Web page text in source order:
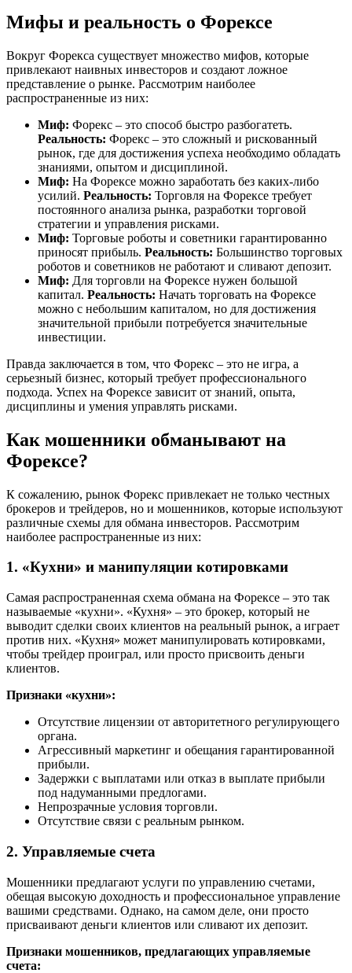
Мифы и реальность о Форексе
Вокруг Форекса существует множество мифов, которые
привлекают наивных инвесторов и создают ложное
представление о рынке. Рассмотрим наиболее
распространенные из них:
Миф: Форекс – это способ быстро разбогатеть.
Реальность: Форекс – это сложный и рискованный
рынок, где для достижения успеха необходимо обладать
знаниями, опытом и дисциплиной.
Миф: На Форексе можно заработать без каких-либо
усилий. Реальность: Торговля на Форексе требует
постоянного анализа рынка, разработки торговой
стратегии и управления рисками.
Миф: Торговые роботы и советники гарантированно
приносят прибыль. Реальность: Большинство торговых
роботов и советников не работают и сливают депозит.
Миф: Для торговли на Форексе нужен большой
капитал. Реальность: Начать торговать на Форексе
можно с небольшим капиталом, но для достижения
значительной прибыли потребуется значительные
инвестиции.
Правда заключается в том, что Форекс – это не игра, а
серьезный бизнес, который требует профессионального
подхода. Успех на Форексе зависит от знаний, опыта,
дисциплины и умения управлять рисками.
Как мошенники обманывают на
Форексе?
К сожалению, рынок Форекс привлекает не только честных
брокеров и трейдеров, но и мошенников, которые используют
различные схемы для обмана инвесторов. Рассмотрим
наиболее распространенные из них:
1. «Кухни» и манипуляции котировками
Самая распространенная схема обмана на Форексе – это так
называемые «кухни». «Кухня» – это брокер, который не
выводит сделки своих клиентов на реальный рынок, а играет
против них. «Кухня» может манипулировать котировками,
чтобы трейдер проиграл, или просто присвоить деньги
клиентов.
Признаки «кухни»:
Отсутствие лицензии от авторитетного регулирующего
органа.
Агрессивный маркетинг и обещания гарантированной
прибыли.
Задержки с выплатами или отказ в выплате прибыли
под надуманными предлогами.
Непрозрачные условия торговли.
Отсутствие связи с реальным рынком.
2. Управляемые счета
Мошенники предлагают услуги по управлению счетами,
обещая высокую доходность и профессиональное управление
вашими средствами. Однако, на самом деле, они просто
присваивают деньги клиентов или сливают их депозит.
Признаки мошенников, предлагающих управляемые
счета: